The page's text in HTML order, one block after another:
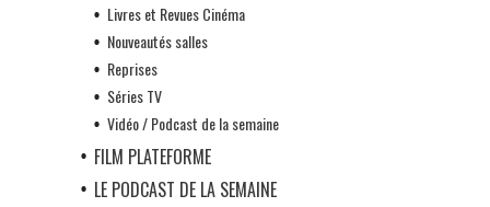
Livres et Revues Cinéma
Nouveautés salles
Reprises
Séries TV
Vidéo / Podcast de la semaine
FILM PLATEFORME
LE PODCAST DE LA SEMAINE